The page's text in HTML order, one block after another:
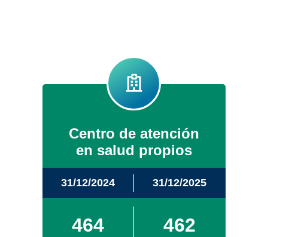
Centro de atención
en salud propios
31/12/2024 31/12/2025
464 462